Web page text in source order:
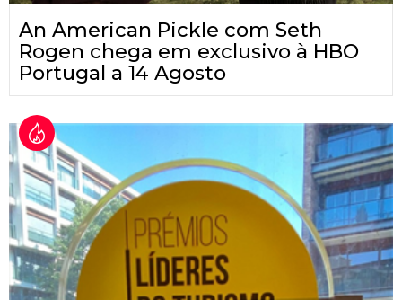
An American Pickle com Seth
Rogen chega em exclusivo à HBO
Portugal a 14 Agosto